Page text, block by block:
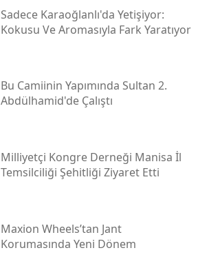
Sadece Karaoğlanlı'da Yetişiyor:
Kokusu Ve Aromasıyla Fark Yaratıyor
Bu Camiinin Yapımında Sultan 2.
Abdülhamid'de Çalıştı
Milliyetçi Kongre Derneği Manisa İl
Temsilciliği Şehitliği Ziyaret Etti
Maxion Wheels’tan Jant
Korumasında Yeni Dönem